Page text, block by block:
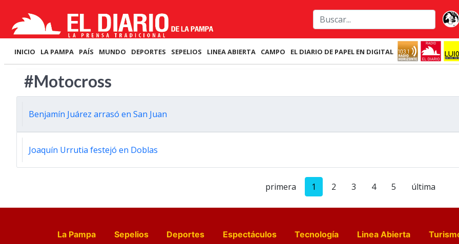
INICIO LA PAMPA PAÍS MUNDO DEPORTES SEPELIOS LINEA ABIERTA CAMPO EL DIARIO DE PAPEL EN DIGITAL
#Motocross
Benjamín Juárez arrasó en San Juan
Joaquín Urrutia festejó en Doblas
primera 1 2 3 4 5 última
La Pampa Sepelios Deportes Espectáculos Tecnología Linea Abierta